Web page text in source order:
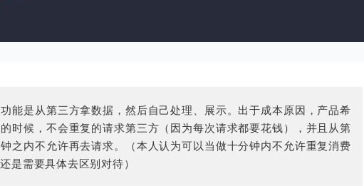
能是从第三方拿数据，然后自己处理、展示。出于成本原因，产品希
时候，不会重复的请求第三方（因为每次请求都要花钱），并且从第
之内不允许再去请求。（本人认为可以当做十分钟内不允许重复消费
是需要具体去区别对待）